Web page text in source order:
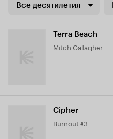
Все десятилетия
Terra Beach
Mitch Gallagher
Cipher
Burnout #3